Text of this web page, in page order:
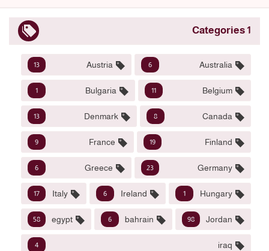
1 Categories
Australia
6
Austria
13
Belgium
11
Bulgaria
1
Canada
8
Denmark
13
Finland
19
France
9
Germany
23
Greece
6
Hungary
1
Ireland
6
Italy
17
Jordan
98
bahrain
6
egypt
58
iraq
4